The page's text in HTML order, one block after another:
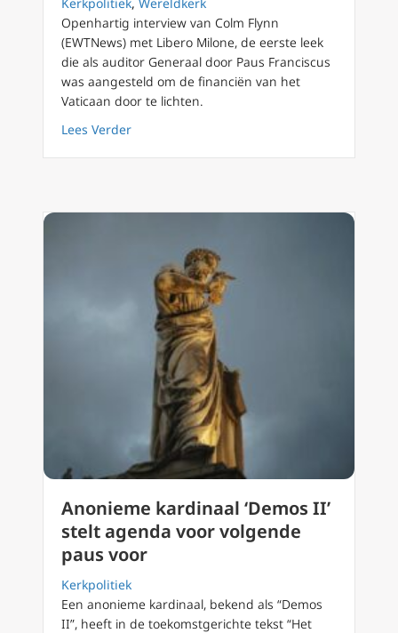
Openhartig interview van Colm Flynn
(EWTNews) met Libero Milone, de eerste leek
die als auditor Generaal door Paus Franciscus
was aangesteld om de financiën van het
Vaticaan door te lichten.
Lees Verderabout Financieel auditor van het Vaticaan
Anonieme kardinaal ‘Demos II’
stelt agenda voor volgende
paus voor
Kerkpolitiek
Een anonieme kardinaal, bekend als “Demos
II”, heeft in de toekomstgerichte tekst “Het